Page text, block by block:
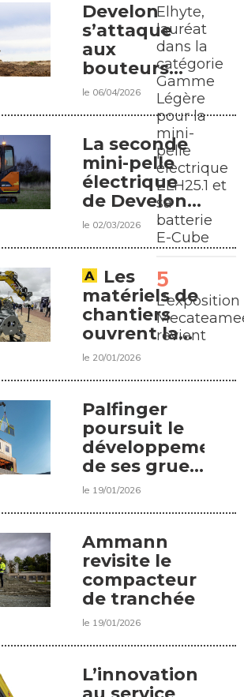
Develon
s’attaque
aux
bouteurs
légers
le 06/04/2026
La seconde
mini-pelle
électrique
de Develon
arrive
le 02/03/2026
Les
matériels de
chantiers
ouvrent la
voie
le 20/01/2026
Palfinger
poursuit le
développement
de ses grues
lourdes
le 19/01/2026
Ammann
revisite le
compacteur
de tranchée
le 19/01/2026
L’innovation
Elhyte,
lauréat
dans la
catégorie
Gamme
Légère
pour la
mini-
pelle
électrique
ELH25.1 et
sa
batterie
E-Cube
L’exposition
revient